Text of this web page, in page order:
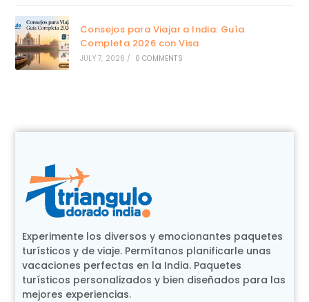
Consejos para Viajar a India: Guía
Completa 2026 con Visa
JULY 7, 2026 / 0 COMMENTS
Experimente los diversos y emocionantes paquetes
turísticos y de viaje. Permítanos planificarle unas
vacaciones perfectas en la India. Paquetes
turísticos personalizados y bien diseñados para las
mejores experiencias.